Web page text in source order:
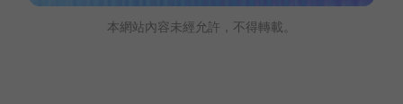
本網站內容未經允許，不得轉載。